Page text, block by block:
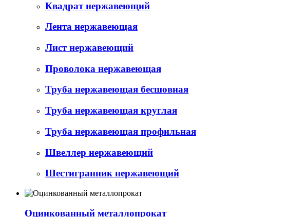
Квадрат нержавеющий
Лента нержавеющая
Лист нержавеющий
Проволока нержавеющая
Труба нержавеющая бесшовная
Труба нержавеющая круглая
Труба нержавеющая профильная
Швеллер нержавеющий
Шестигранник нержавеющий
Оцинкованный металлопрокат